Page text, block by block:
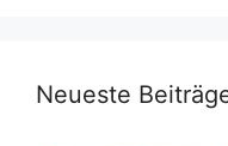
Neueste